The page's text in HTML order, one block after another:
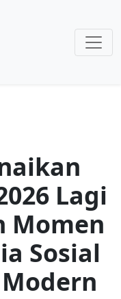
Lagi
Momen
Sosial